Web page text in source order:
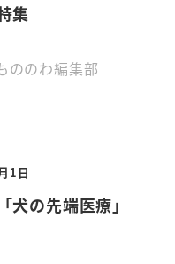
集
ののわ編集部
1日
犬の先端医療」